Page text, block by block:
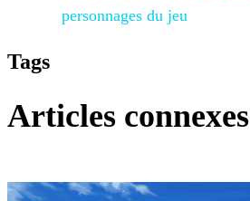
personnages du jeu
Tags
Articles connexes